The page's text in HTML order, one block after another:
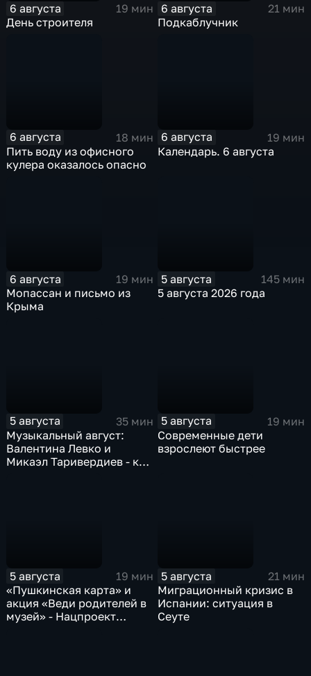
6 августа
19 мин
День строителя
6 августа
21 мин
Подкаблучник
6 августа
18 мин
Пить воду из офисного
кулера оказалось опасно
6 августа
19 мин
Календарь. 6 августа
6 августа
19 мин
Мопассан и письмо из
Крыма
5 августа
145 мин
5 августа 2026 года
5 августа
35 мин
Музыкальный август:
Валентина Левко и
Микаэл Таривердиев - как
5 августа
19 мин
Современные дети
взрослеют быстрее
5 августа
19 мин
«Пушкинская карта» и
акция «Веди родителей в
музей» - Нацпроект
5 августа
21 мин
Миграционный кризис в
Испании: ситуация в
Сеуте